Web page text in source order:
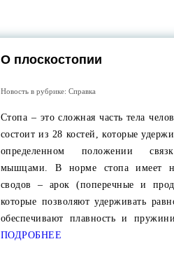
О плоскостопии
Новость в рубрике: Справка
Стопа – это сложная часть тела
состоит из 28 костей, которые
определенном положении
мышцами. В норме стопа имеет
сводов – арок (поперечные и
которые позволяют удерживать
обеспечивают плавность и
ПОДРОБНЕЕ